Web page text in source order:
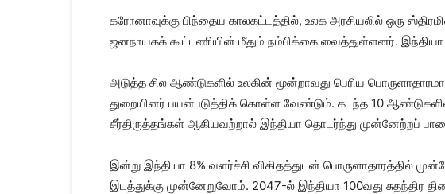
கரோனாவுக்கு பிந்தைய காலகட்டத்தில், உலக அரசியலில் ஒரு
ஜனநாயகக் கூட்டணியின் மீதும் நம்பிக்கை வைத்துள்ளனர். இந்தியா
அடுத்த சில ஆண்டுகளில் உலகின் மூன்றாவது பெரிய
துறையினர் பயன்படுத்திக் கொள்ள வேண்டும். கடந்த 10
சீர்திருத்தங்கள் ஆகியவற்றால் இந்தியா தொடர்ந்து முன்னேற்றப்
இன்று இந்தியா 8% வளர்ச்சி விகிதத்துடன் பொருளாதாரத்தில்
இடத்துக்கு முன்னேறுவோம். 2047-ல் இந்தியா 100வது சுதந்திர